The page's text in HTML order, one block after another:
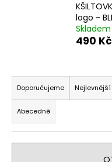
logo -
Skladem
490 Kč
Ř
a
z
e
n
Doporučujeme Nejlevnější
Abecedně
D
o
p
o